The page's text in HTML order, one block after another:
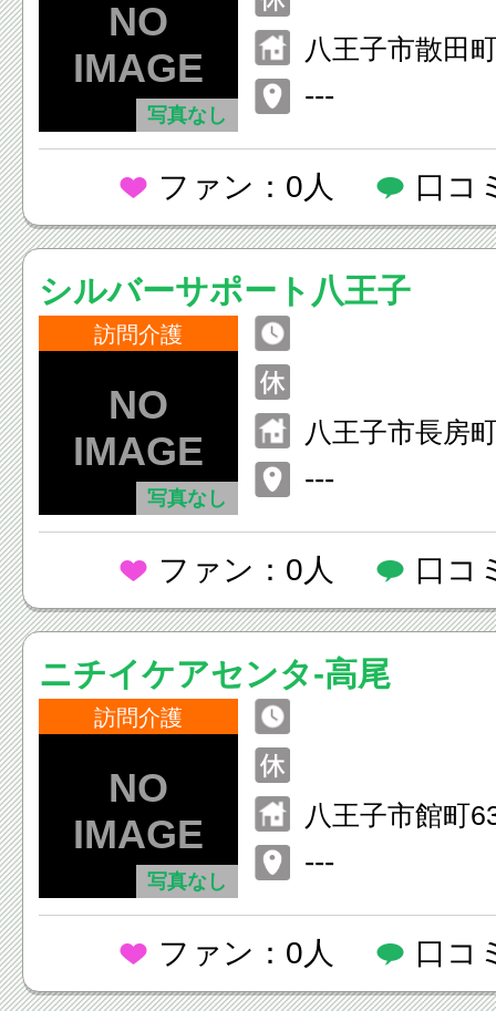
写真なし
八王子市散田
---
ファン：0人 口コ
シルバーサポート八王子
訪問介護
写真なし
八王子市長房
---
ファン：0人 口コ
ニチイケアセンタ-高尾
訪問介護
写真なし
八王子市館町
---
ファン：0人 口コ